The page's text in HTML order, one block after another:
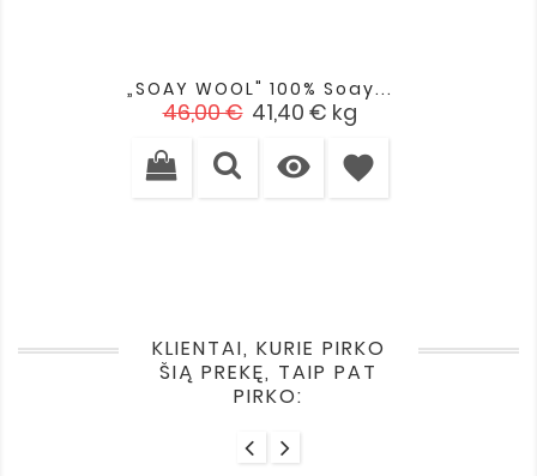
„SOAY WOOL" 100% Soay...
Įprasta
46,00 € Kaina
41,40 € kg
 favorite
KLIENTAI, KURIE PIRKO
ŠIĄ PREKĘ, TAIP PAT
PIRKO: